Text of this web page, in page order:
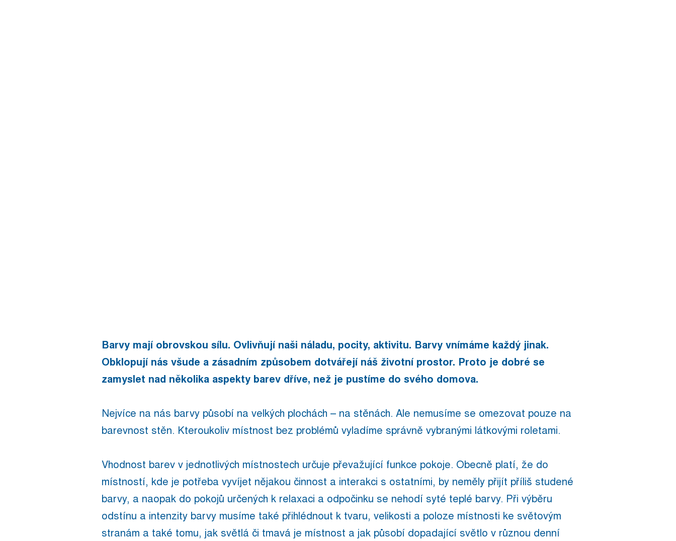
Barvy mají obrovskou sílu. Ovlivňují naši náladu, pocity, aktivitu. Barvy vnímáme každý jinak.
Obklopují nás všude a zásadním způsobem dotvářejí náš životní prostor. Proto je dobré se
zamyslet nad několika aspekty barev dříve, než je pustíme do svého domova.
Nejvíce na nás barvy působí na velkých plochách – na stěnách. Ale nemusíme se omezovat pouze na
barevnost stěn. Kteroukoliv místnost bez problémů vyladíme správně vybranými látkovými roletami.
Vhodnost barev v jednotlivých místnostech určuje převažující funkce pokoje. Obecně platí, že do
místností, kde je potřeba vyvíjet nějakou činnost a interakci s ostatními, by neměly přijít příliš studené
barvy, a naopak do pokojů určených k relaxaci a odpočinku se nehodí syté teplé barvy. Při výběru
odstínu a intenzity barvy musíme také přihlédnout k tvaru, velikosti a poloze místnosti ke světovým
stranám a také tomu, jak světlá či tmavá je místnost a jak působí dopadající světlo v různou denní